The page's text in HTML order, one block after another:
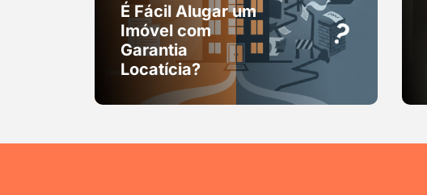
É Fácil Alugar um
Imóvel com
Garantia
Locatícia?